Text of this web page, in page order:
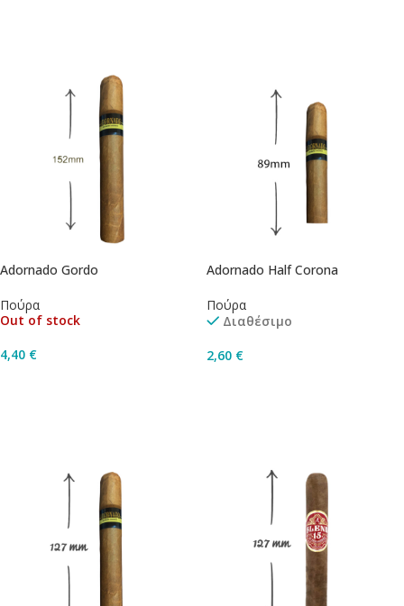
Adornado Gordo
Πούρα
Out of stock
4,40 €
Adornado Half Corona
Πούρα
Διαθέσιμο
2,60 €